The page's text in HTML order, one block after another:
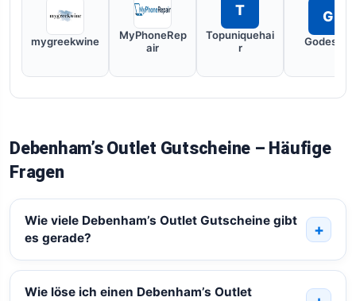
mygreekwine
MyPhoneRep
air
T
Topuniquehai
r
G
Godestar
Debenham’s Outlet Gutscheine – Häufige
Fragen
Wie viele Debenham’s Outlet Gutscheine gibt
es gerade?
Wie löse ich einen Debenham’s Outlet